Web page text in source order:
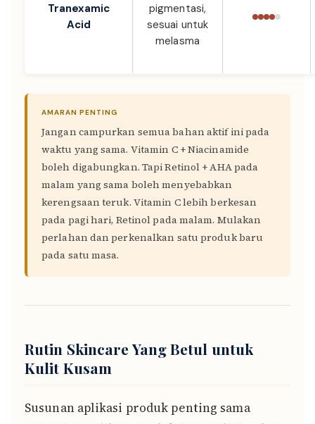
Tranexamic
Acid
pigmentasi,
sesuai untuk
melasma
AMARAN PENTING
Jangan campurkan semua bahan aktif ini pada
waktu yang sama. Vitamin C + Niacinamide
boleh digabungkan. Tapi Retinol + AHA pada
malam yang sama boleh menyebabkan
kerengsaan teruk. Vitamin C lebih berkesan
pada pagi hari, Retinol pada malam. Mulakan
perlahan dan perkenalkan satu produk baru
pada satu masa.
Rutin Skincare Yang Betul untuk
Kulit Kusam
Susunan aplikasi produk penting sama